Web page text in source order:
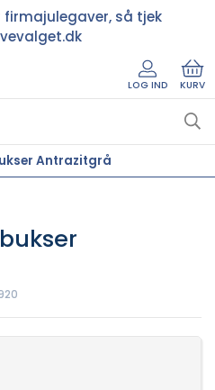
firmajulegaver, så tjek
LOG IND KURV
Antrazitgrå